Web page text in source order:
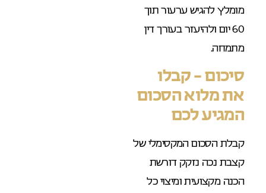
מומלץ להגיש ערעור תוך
60 יום ולהיעזר בעורך דין
מתמחה.
סיכום – קבלו
את מלוא הסכום
המגיע לכם
קבלת הסכום המקסימלי של
קצבת נכה נזקק דורשת
הכנה מקצועית ומיצוי כל